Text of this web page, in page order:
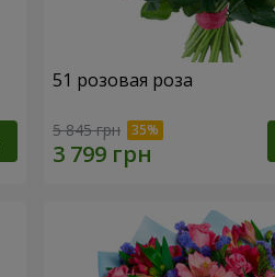
51 розовая роза
5 845 грн